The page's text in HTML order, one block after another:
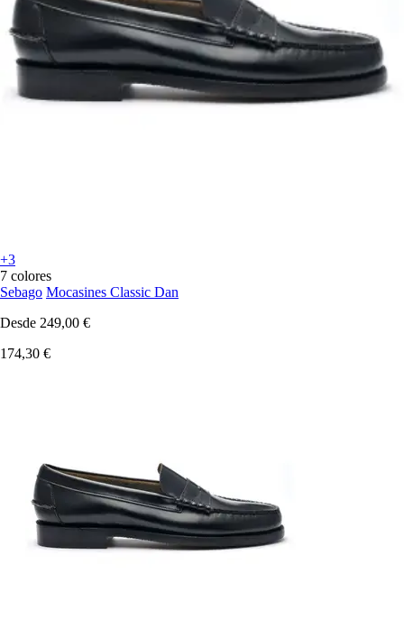
+3
7 colores
Sebago Mocasines Classic Dan
Desde 249,00 €
174,30 €